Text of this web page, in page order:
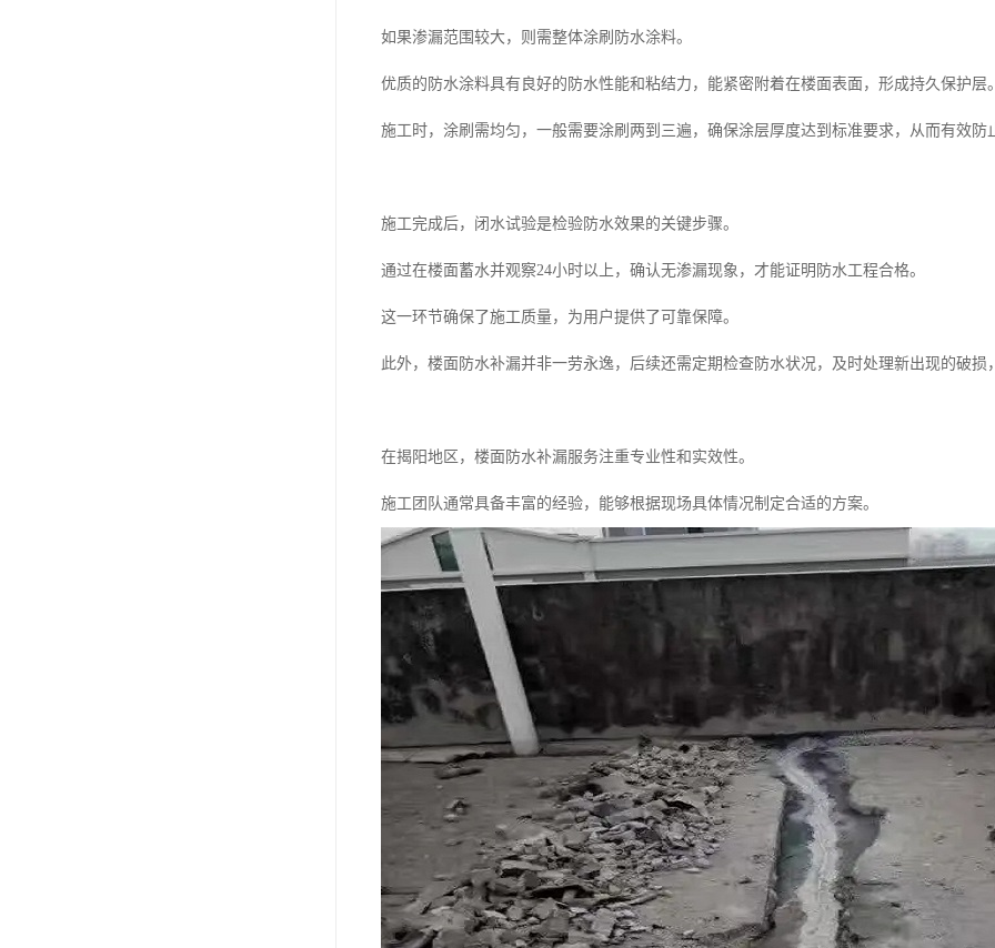
如果渗漏范围较大，则需整体涂刷防水涂料。
优质的防水涂料具有良好的防水性能和粘结力，能紧密附着在楼面表面，形成持久保护层
施工时，涂刷需均匀，一般需要涂刷两到三遍，确保涂层厚度达到标准要求，从而有效防
施工完成后，闭水试验是检验防水效果的关键步骤。
通过在楼面蓄水并观察24小时以上，确认无渗漏现象，才能证明防水工程合格。
这一环节确保了施工质量，为用户提供了可靠保障。
此外，楼面防水补漏并非一劳永逸，后续还需定期检查防水状况，及时处理新出现的破损
在揭阳地区，楼面防水补漏服务注重专业性和实效性。
施工团队通常具备丰富的经验，能够根据现场具体情况制定合适的方案。